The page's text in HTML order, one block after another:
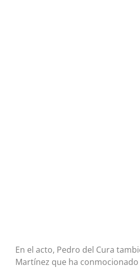
En el acto, Pedro del Cura
Martínez que ha